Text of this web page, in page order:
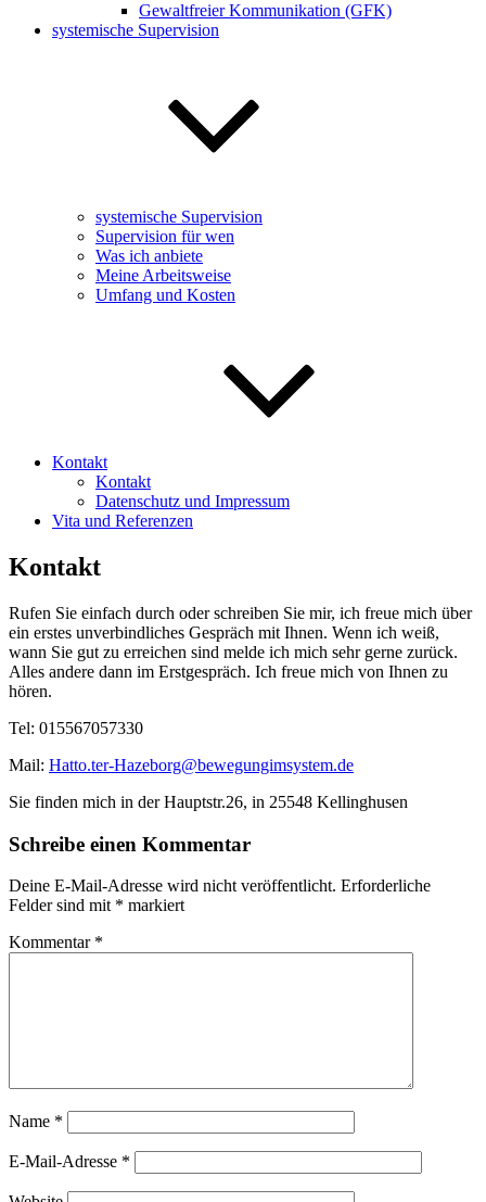
Gewaltfreier Kommunikation (GFK)
systemische Supervision
systemische Supervision
Supervision für wen
Was ich anbiete
Meine Arbeitsweise
Umfang und Kosten
Kontakt
Kontakt
Datenschutz und Impressum
Vita und Referenzen
Kontakt
Rufen Sie einfach durch oder schreiben Sie mir, ich freue mich über
ein erstes unverbindliches Gespräch mit Ihnen. Wenn ich weiß,
wann Sie gut zu erreichen sind melde ich mich sehr gerne zurück.
Alles andere dann im Erstgespräch. Ich freue mich von Ihnen zu
hören.
Tel: 015567057330
Mail: Hatto.ter-Hazeborg@bewegungimsystem.de
Sie finden mich in der Hauptstr.26, in 25548 Kellinghusen
Schreibe einen Kommentar
Deine E-Mail-Adresse wird nicht veröffentlicht. Erforderliche
Felder sind mit * markiert
Kommentar *
Name *
E-Mail-Adresse *